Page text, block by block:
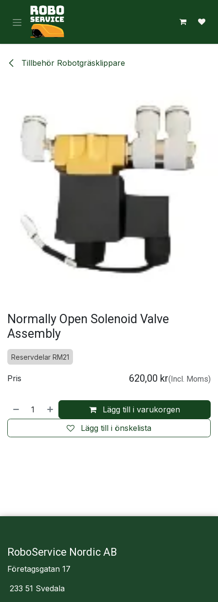
Hoppa till innehåll
Tillbehör Robotgräsklippare
Normally Open Solenoid Valve
Assembly
Reservdelar RM21
Lägg till i varukorgen
Lägg till i önskelista
Pris 620,00 kr(Incl. Moms)
RoboService Nordic AB
Företagsgatan 17
233 51 Svedala